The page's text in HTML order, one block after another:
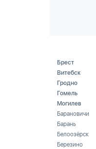
Брест
Витебск
Гродно
Гомель
Могилев
Барановичи
Барань
Белоозёрск
Березино